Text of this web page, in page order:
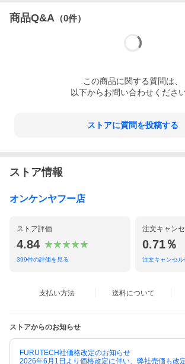
商品Q&A （0件）
この商品に関する質問は、
以下からお問い合わせください
ストアに質問を投稿する
ストア情報
オンケンヤフー店
ストア評価
4.84
399件の評価を見る
注文キャン
0.71％
注文キャンセル
支払い方法 送料について
ストアからのお知らせ
FURUTECH社価格改定のお知らせ
2026年6月1日より価格改定に伴い、弊社売価も改